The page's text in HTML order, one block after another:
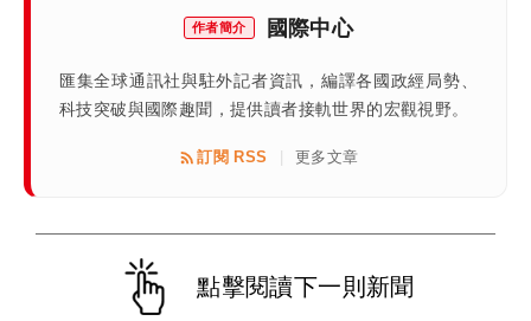
作者簡介 國際中心
匯集全球通訊社與駐外記者資訊，編譯各國政經局勢、
科技突破與國際趣聞，提供讀者接軌世界的宏觀視野。
訂閱 RSS 更多文章
點擊閱讀下一則新聞